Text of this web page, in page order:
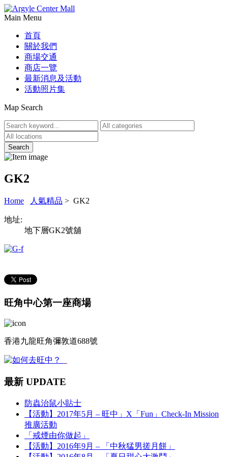
Main Menu
首頁
關於我們
商場交通
商店一覽
最新消息及活動
活動照片集
Map Search
GK2
Home 人氣精品 > GK2
地址:
地下層GK2號舖
旺角中心第一座商場
香港九龍旺角彌敦道688號
最新 UPDATE
防蟲治鼠小貼士
【活動】2017年5月 – 旺中」X「Fun」Check-In Mission
推廣活動
「戒煙由你做起」
【活動】2016年9月 – 「中秋猛男搓月餅」